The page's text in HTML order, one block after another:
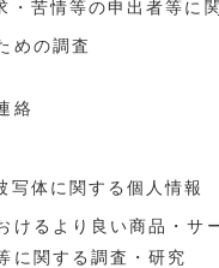
苦情等の申出者等に
めの調査
絡
体に関する個人情報
けるより良い商品・サ
に関する調査・研究